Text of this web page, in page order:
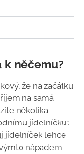
k něčemu?
že na začátku
na samá
několika
jídelníčku“.
jídelníček lehce
nápadem.